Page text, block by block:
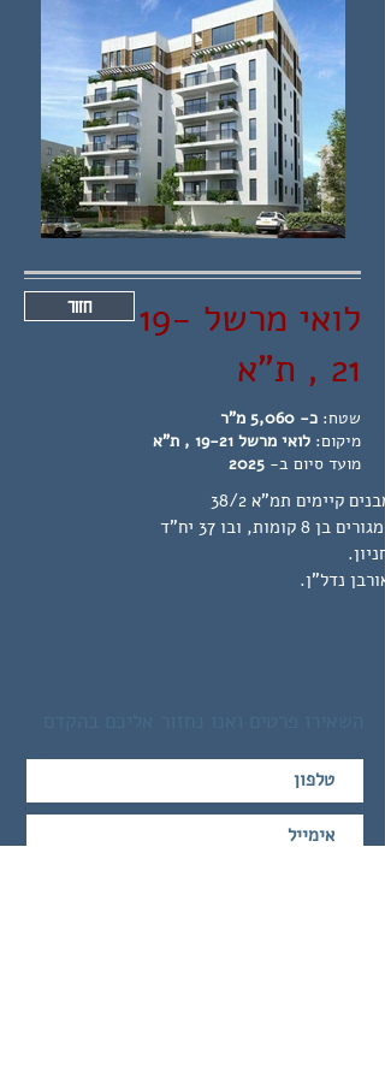
חזור
לואי מרשל 19-
21 , ת"א
שטח: כ- 5,060 מ"ר
מיקום: לואי מרשל 19-21 , ת"א
מועד סיום ב-
קיימים תמ"א 38/2
קומות, ובו 37 יח"ד
נדל"ן.